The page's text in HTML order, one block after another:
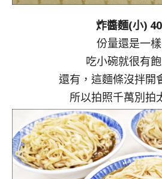
炸醬麵(小)
份量還是一
吃小碗就很有
還有，這麵條沒拌開
所以拍照千萬別拍